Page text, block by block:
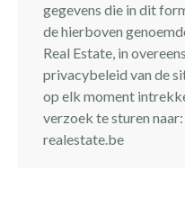
gegevens die in dit
de hierboven
Real Estate, in
privacybeleid van de
op elk moment
verzoek te sturen naar:
realestate.be